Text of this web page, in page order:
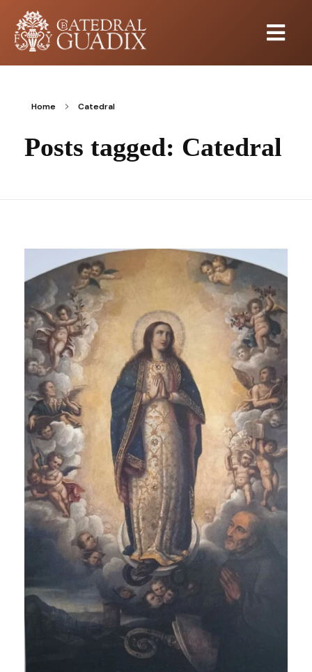
Home Catedral
Posts tagged: Catedral